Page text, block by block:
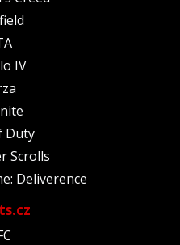
IV
Duty
Scrolls
Deliverence